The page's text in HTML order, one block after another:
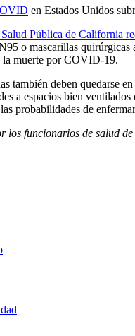
en Estados Unidos
Pública de California
o mascarillas quirúrgicas
la muerte por COVID-19.
también deben quedarse
a espacios bien
probabilidades de
funcionarios de salud